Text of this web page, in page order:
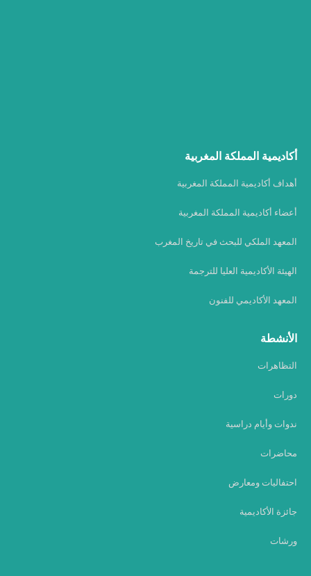
أكاديمية المملكة المغربية
أهداف أكاديمية المملكة المغربية
أعضاء أكاديمية المملكة المغربية
المعهد الملكي للبحث في تاريخ المغرب
الهيئة الأكاديمية العليا للترجمة
المعهد الأكاديمي للفنون
الأنشطة
التظاهرات
دورات
ندوات وأيام دراسية
محاضرات
احتفاليات ومعارض
جائزة الأكاديمية
ورشات